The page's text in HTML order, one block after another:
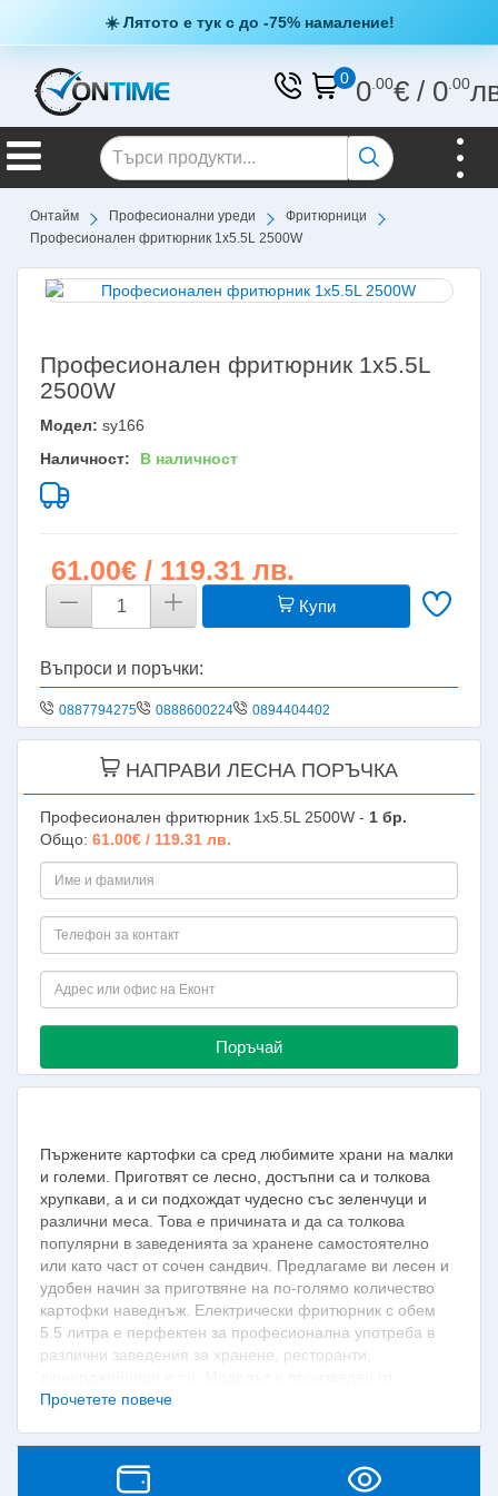
☀️ Лятото е тук с до -75% намаление!
0 0.00€/ 0.00
Онтайм Професионални уреди
Фритюрници
Професионален фритюрник 1х5.5L 2500W
Професионален фритюрник 1х5.5L
2500W
Модел: sy166
Наличност:
В наличност
61.00€ / 119.31 лв.
Купи
Въпроси и поръчки:
0887794275 0888600224 0894404402
НАПРАВИ ЛЕСНА ПОРЪЧКА
Професионален фритюрник 1х5.5L 2500W - 1 бр.
Общо: 61.00€ / 119.31 лв.
Поръчай
Пържените картофки са сред любимите храни на малки
и големи. Приготвят се лесно, достъпни са и толкова
хрупкави, а и си подхождат чудесно със зеленчуци и
различни меса. Това е причината и да са толкова
популярни в заведенията за хранене самостоятелно
или като част от сочен сандвич. Предлагаме ви лесен и
удобен начин за приготвяне на по-голямо количество
картофки наведнъж. Електрически фритюрник с обем
5.5 литра е перфектен за професионална употреба в
различни заведения за хранене, ресторанти,
висококачествена неръждаема стомана, осигуряваща
почистване корпусът му се разглобява напълно.
Разполага с терморегулатор и удобна кошничка.
Прочетете повече